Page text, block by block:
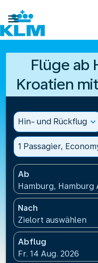

Flüge ab
Kroatien
Hin- und Rückflug expand_more
1 Passagier,
Ab
Hamburg,
Nach
Zielort auswählen
Abflug
fc-booking-
Fr. 14 Aug. 2026